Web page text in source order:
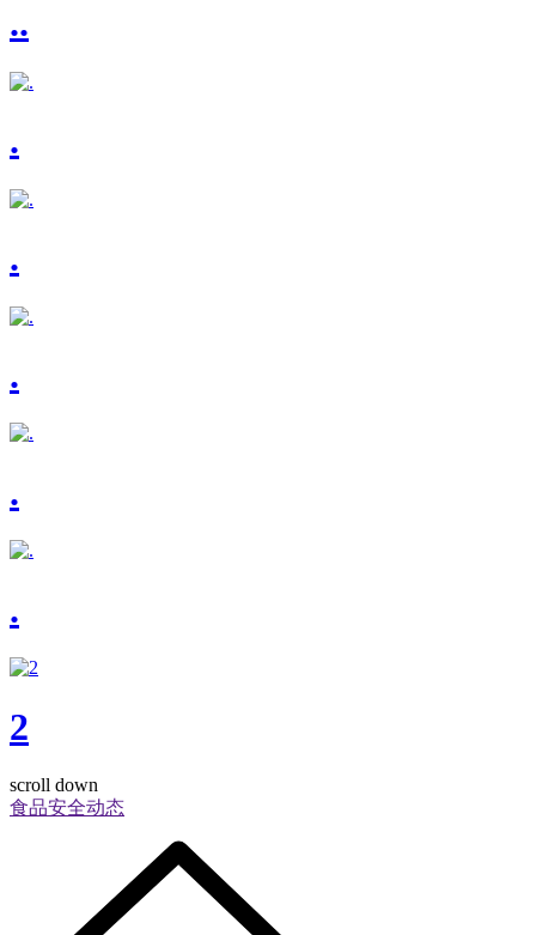
..
.
.
.
.
.
2
scroll down
食品安全动态